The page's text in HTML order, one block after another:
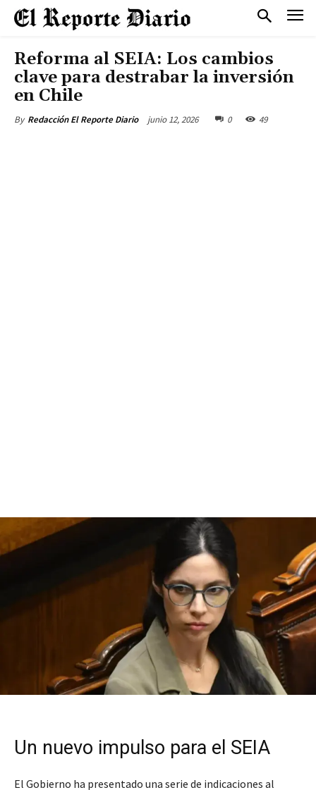
Reforma al SEIA: Los cambios
clave para destrabar la inversión
en Chile
By Redacción El Reporte Diario junio 12, 2026 0 49
Un nuevo impulso para el SEIA
El Gobierno ha presentado una serie de indicaciones al